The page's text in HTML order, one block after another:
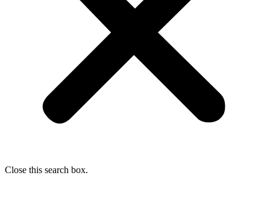
Close this search box.